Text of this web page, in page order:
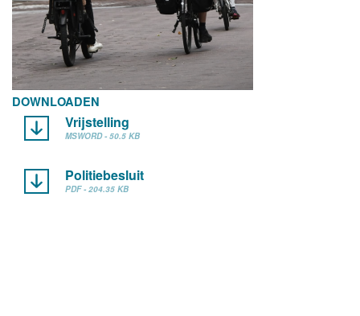
DOWNLOADEN
Vrijstelling
MSWORD - 50.5 KB
Politiebesluit
PDF - 204.35 KB